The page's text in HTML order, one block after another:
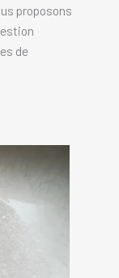
proposons
de